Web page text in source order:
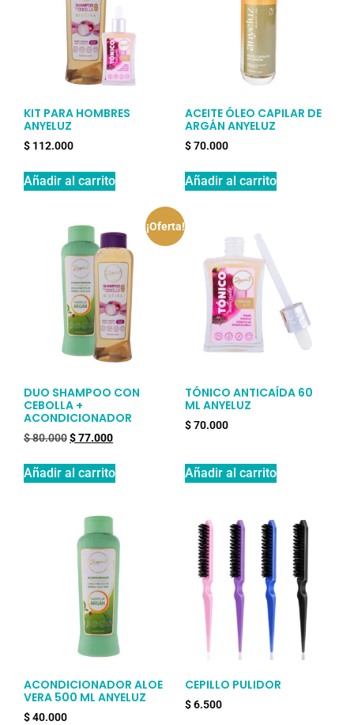
KIT PARA HOMBRES
ANYELUZ
$ 112.000
Añadir al carrito
ACEITE ÓLEO CAPILAR DE
ARGÁN ANYELUZ
$70.000
Añadir al carrito
¡Oferta!
DUO SHAMPOO CON
CEBOLLA +
ACONDICIONADOR
$80.000$77.000
Añadir al carrito
TÓNICO ANTICAÍDA 60
ML ANYELUZ
$70.000
Añadir al carrito
ACONDICIONADOR ALOE
VERA 500 ML ANYELUZ
$40.000
CEPILLO PULIDOR
$6.500